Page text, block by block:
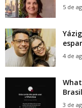
5 de
4 de
3 de